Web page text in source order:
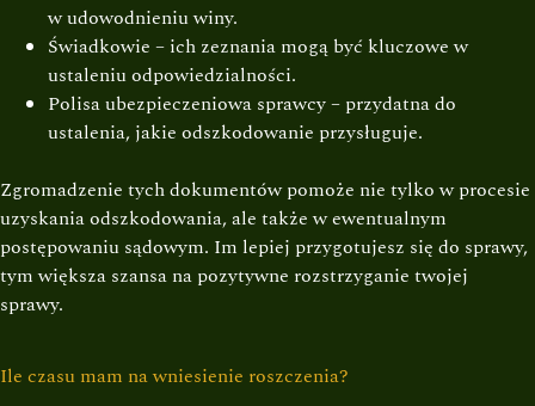
w udowodnieniu winy.
Świadkowie – ich zeznania mogą być kluczowe w
ustaleniu odpowiedzialności.
Polisa ubezpieczeniowa sprawcy – przydatna do
ustalenia, jakie odszkodowanie przysługuje.
Zgromadzenie tych dokumentów pomoże nie tylko w procesie
uzyskania odszkodowania, ale także w ewentualnym
postępowaniu sądowym. Im lepiej przygotujesz się do sprawy,
tym większa szansa na pozytywne rozstrzyganie twojej
sprawy.
Ile czasu mam na wniesienie roszczenia?